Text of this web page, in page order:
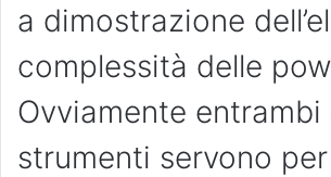
a dimostrazione
complessità delle
Ovviamente entrambi
strumenti servono per